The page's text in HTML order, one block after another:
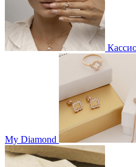
My Diamond